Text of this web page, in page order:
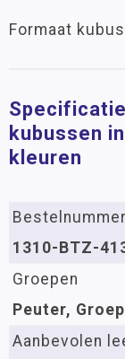
Formaat
kubussen
kleuren
Bestelnummer
1310-BTZ-
Groepen
Peuter,
Aanbevolen